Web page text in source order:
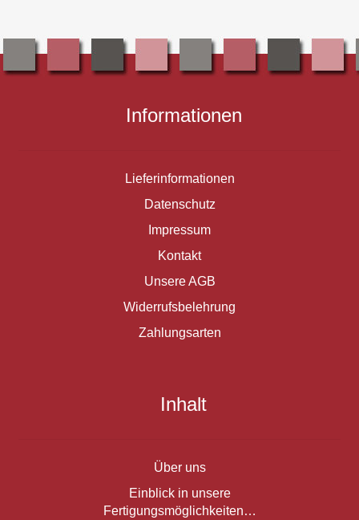
Informationen
Lieferinformationen
Datenschutz
Impressum
Kontakt
Unsere AGB
Widerrufsbelehrung
Zahlungsarten
Inhalt
Über uns
Einblick in unsere
Fertigungsmöglichkeiten…